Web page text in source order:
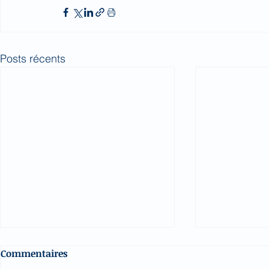
Posts récents
Commentaires